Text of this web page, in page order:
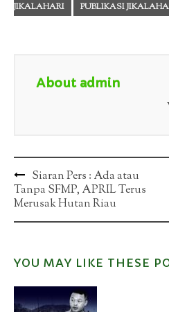
JIKALAHARI
PUBLIKASI
About admin
Post
navigation
Siaran Pers : Ada atau
Tanpa SFMP, APRIL Terus
Merusak Hutan Riau
YOU MAY LIKE THESE